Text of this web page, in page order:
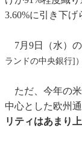
3.60%に引き下げ
7月9日（水）
ランドの中央銀行]）
ただ、今年の米
中心とした欧州
リティはあまり